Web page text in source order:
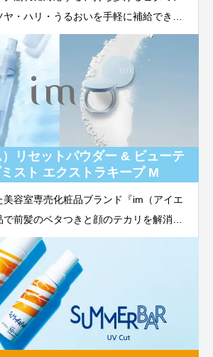
・ハリ・うるおいを手軽に補給できる
リセットパウダー & ビューテ
スト エクストラキープ M
美容室専売化粧品ブランド『im（アイエ
で前髪のベタつきと顔のテカリを解消
状態に整える「フェイス&バング リセ
イクくずれ防止仕上げ用美容液ミスト
プ ミスト」シリーズから、夏らしく
あふれるマリンの香りの「ビューティ
クストラキープ M」を発売